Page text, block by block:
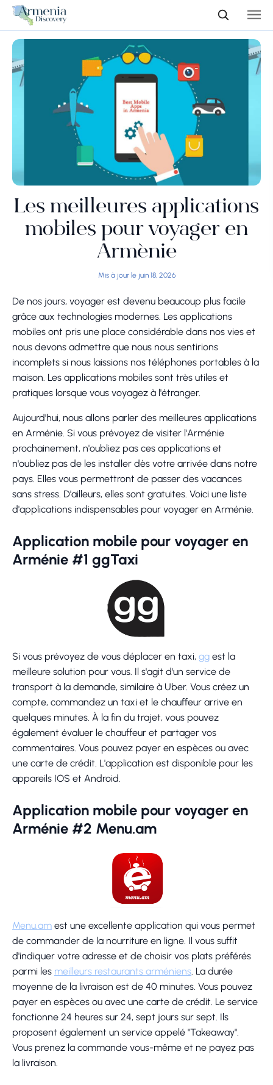
Les meilleures applications
mobiles pour voyager en
Arménie
Mis à jour le juin 18, 2026
De nos jours, voyager est devenu beaucoup plus facile
grâce aux technologies modernes. Les applications
mobiles ont pris une place considérable dans nos vies et
nous devons admettre que nous nous sentirions
incomplets si nous laissions nos téléphones portables à la
maison. Les applications mobiles sont très utiles et
pratiques lorsque vous voyagez à l'étranger.
Aujourd'hui, nous allons parler des meilleures applications
en Arménie. Si vous prévoyez de visiter l'Arménie
prochainement, n'oubliez pas ces applications et
n'oubliez pas de les installer dès votre arrivée dans notre
pays. Elles vous permettront de passer des vacances
sans stress. D'ailleurs, elles sont gratuites. Voici une liste
d'applications indispensables pour voyager en Arménie.
Application mobile pour voyager en
Arménie #1 ggTaxi
Si vous prévoyez de vous déplacer en taxi, gg est la
meilleure solution pour vous. Il s'agit d'un service de
transport à la demande, similaire à Uber. Vous créez un
compte, commandez un taxi et le chauffeur arrive en
quelques minutes. À la fin du trajet, vous pouvez
également évaluer le chauffeur et partager vos
commentaires. Vous pouvez payer en espèces ou avec
une carte de crédit. L'application est disponible pour les
appareils IOS et Android.
Application mobile pour voyager en
Arménie #2 Menu.am
Menu.am est une excellente application qui vous permet
de commander de la nourriture en ligne. Il vous suffit
d'indiquer votre adresse et de choisir vos plats préférés
parmi les meilleurs restaurants arméniens. La durée
moyenne de la livraison est de 40 minutes. Vous pouvez
payer en espèces ou avec une carte de crédit. Le service
fonctionne 24 heures sur 24, sept jours sur sept. Ils
proposent également un service appelé "Takeaway".
Vous prenez la commande vous-même et ne payez pas
la livraison.